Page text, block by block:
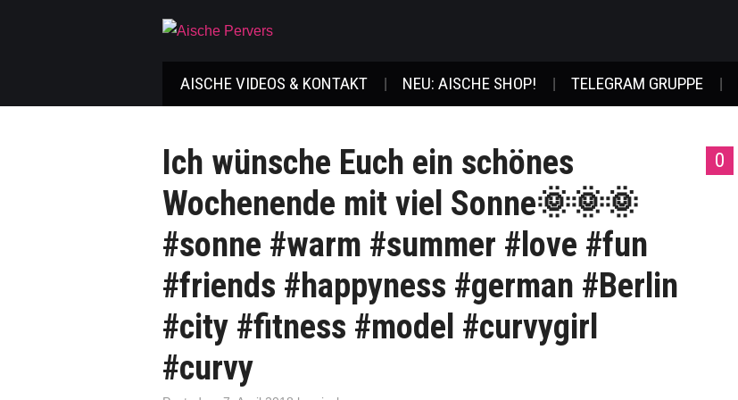
AISCHE VIDEOS & KONTAKT NEU: AISCHE SHOP! TELEGRAM GRUPPE
0
Ich wünsche Euch ein schönes
Wochenende mit viel Sonne🌞🌞🌞
#sonne #warm #summer #love #fun
#friends #happyness #german #Berlin
#city #fitness #model #curvygirl
#curvy